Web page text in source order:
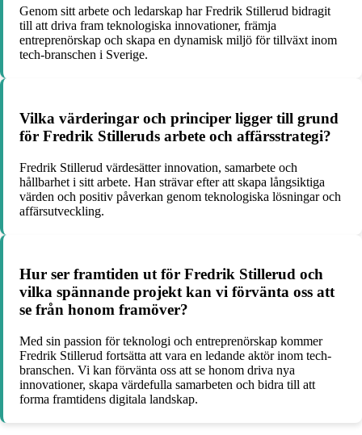
Genom sitt arbete och ledarskap har Fredrik Stillerud bidragit
till att driva fram teknologiska innovationer, främja
entreprenörskap och skapa en dynamisk miljö för tillväxt inom
tech-branschen i Sverige.
Vilka värderingar och principer ligger till grund
för Fredrik Stilleruds arbete och affärsstrategi?
Fredrik Stillerud värdesätter innovation, samarbete och
hållbarhet i sitt arbete. Han strävar efter att skapa långsiktiga
värden och positiv påverkan genom teknologiska lösningar och
affärsutveckling.
Hur ser framtiden ut för Fredrik Stillerud och
vilka spännande projekt kan vi förvänta oss att
se från honom framöver?
Med sin passion för teknologi och entreprenörskap kommer
Fredrik Stillerud fortsätta att vara en ledande aktör inom tech-
branschen. Vi kan förvänta oss att se honom driva nya
innovationer, skapa värdefulla samarbeten och bidra till att
forma framtidens digitala landskap.